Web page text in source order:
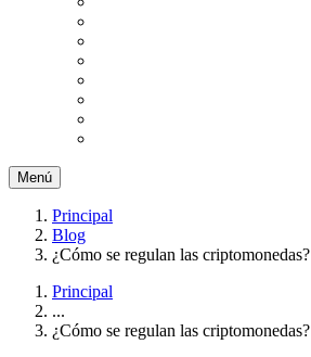
Menú
Principal
Blog
¿Cómo se regulan las criptomonedas?
Principal
...
¿Cómo se regulan las criptomonedas?